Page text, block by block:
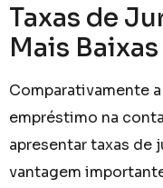
Taxas de
Mais Baixas
Comparativamente
empréstimo na
apresentar taxas de
vantagem